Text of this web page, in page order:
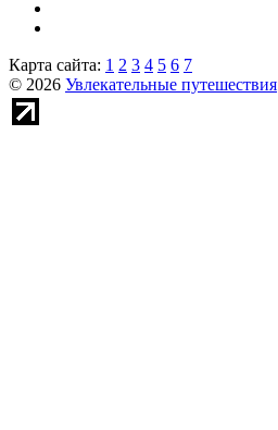
Карта сайта: 1 2 3 4 5 6 7
© 2026 Увлекательные путешествия